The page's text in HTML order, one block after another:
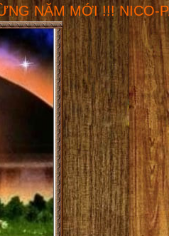
MỚI !!! NICO-